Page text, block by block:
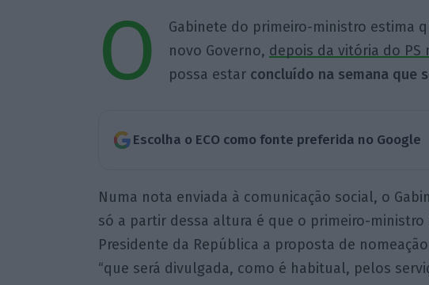
O
Gabinete do primeiro-ministro estima
novo Governo, depois da vitória do
possa estar concluído na semana que
Escolha o ECO como fonte preferida no Google
Numa nota enviada à comunicação social, o
só a partir dessa altura é que o primeiro-
Presidente da República a proposta de
“que será divulgada, como é habitual, pelos